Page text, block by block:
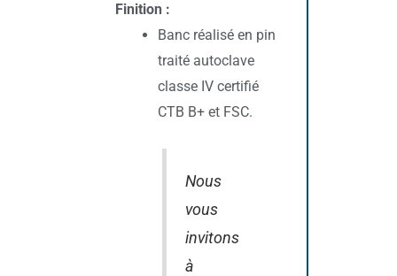
Finition :
Banc réalisé en pin
traité autoclave
classe IV certifié
CTB B+ et FSC.
Nous
vous
invitons
à